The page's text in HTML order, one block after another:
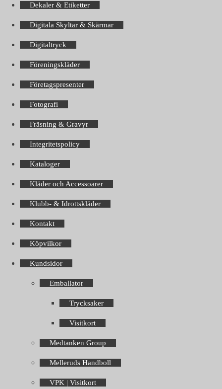
Dekaler & Etiketter
Digitala Skyltar & Skärmar
Digitaltryck
Föreningskläder
Företagspresenter
Fotografi
Fräsning & Gravyr
Integritetspolicy
Kataloger
Kläder och Accessoarer
Klubb- & Idrottskläder
Kontakt
Köpvilkor
Kundsidor
Emballator
Trycksaker
Visitkort
Medtanken Group
Melleruds Handboll
VPK | Visitkort